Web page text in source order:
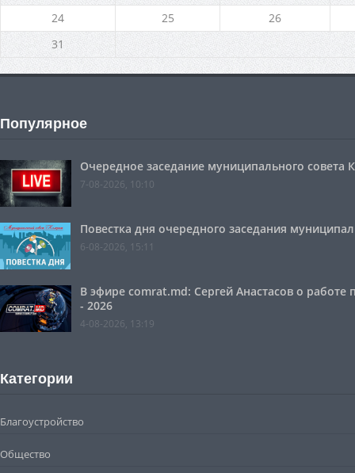
24
25
26
31
Популярное
Очередное заседание муниципального совета
7-08-2026, 10:10
Повестка дня очередного заседания
6-08-2026, 15:11
В эфире comrat.md: Сергей Анастасов о
- 2026
4-08-2026, 13:19
Категории
Благоустройство
Общество